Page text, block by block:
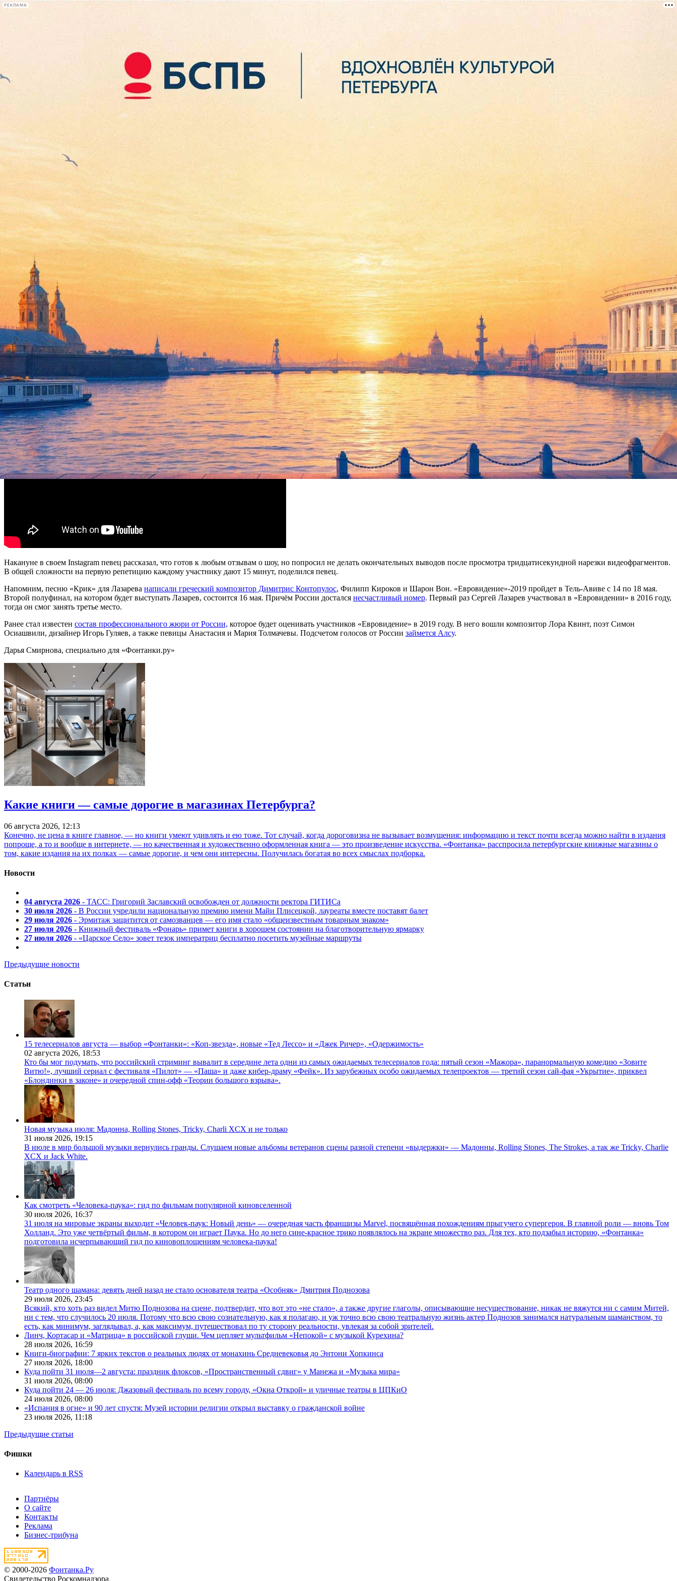
РЕКЛАМА
лекции
книги
Опубликовано видео первой репетиции Сергея Лазарева на «Евровидении»
07 мая 2019,
В Тель-Авиве 7 мая российский певец Сергей Лазарев первый раз отрепетировал песню, которую представит на международном конкурсе «Евровидение». Видео с фрагментами исполнения
трека Scream опубликовано на официальном YouTube-канале конкурса.
Для выступления российского певца на сцене установят девять экранов, в одном из которых будет находиться настоящий Лазарев, а в остальных — его копии. Судя по ролику, который длится
меньше минуты, номер будет сопровождаться эффектом грозы и ливня, у певца будет белый костюм. К слову, Лазарев — не единственный участник конкурса, который предстанет перед
зрителями в этой цветовой гамме.
Накануне в своем Instagram певец рассказал, что готов к любым отзывам о шоу, но попросил не делать окончательных выводов после просмотра тридцатисекундной нарезки видеофрагментов.
В общей сложности на первую репетицию каждому участнику дают 15 минут, поделился певец.
Напомним, песню «Крик» для Лазарева написали греческий композитор Димитрис Контопулос, Филипп Кироков и Шарон Вон. «Евровидение»-2019 пройдет в Тель-Авиве с 14 по 18 мая.
Второй полуфинал, на котором будет выступать Лазарев, состоится 16 мая. Причём России достался несчастливый номер. Первый раз Сергей Лазарев участвовал в «Евровидении» в 2016 году,
тогда он смог занять третье место.
Ранее стал известен состав профессионального жюри от России, которое будет оценивать участников «Евровидение» в 2019 году. В него вошли композитор Лора Квинт, поэт Симон
Осиашвили, дизайнер Игорь Гуляев, а также певицы Анастасия и Мария Толмачевы. Подсчетом голосов от России займется Алсу.
Дарья Смирнова, специально для «Фонтанки.ру»
Какие книги — самые дорогие в магазинах Петербурга?
06 августа 2026, 12:13
Конечно, не цена в книге главное, — но книги умеют удивлять и ею тоже. Тот случай, когда дороговизна не вызывает возмущения: информацию и текст почти всегда можно найти в издания
попроще, а то и вообще в интернете, — но качественная и художественно оформленная книга — это произведение искусства. «Фонтанка» расспросила петербургские книжные магазины о
том, какие издания на их полках — самые дорогие, и чем они интересны. Получилась богатая во всех смыслах подборка.
Новости
04 августа 2026 - ТАСС: Григорий Заславский освобожден от должности ректора ГИТИСа
30 июля 2026 - В России учредили национальную премию имени Майи Плисецкой, лауреаты вместе поставят балет
29 июля 2026 - Эрмитаж защитится от самозванцев — его имя стало «общеизвестным товарным знаком»
27 июля 2026 - Книжный фестиваль «Фонарь» примет книги в хорошем состоянии на благотворительную ярмарку
27 июля 2026 - «Царское Село» зовет тезок императриц бесплатно посетить музейные маршруты
Предыдущие новости
Статьи
15 телесериалов августа — выбор «Фонтанки»: «Коп-звезда», новые «Тед Лессо» и «Джек Ричер», «Одержимость»
02 августа 2026, 18:53
Кто бы мог подумать, что российский стриминг вывалит в середине лета одни из самых ожидаемых телесериалов года: пятый сезон «Мажора», паранормальную комедию «Зовите
Витю!», лучший сериал с фестиваля «Пилот» — «Паша» и даже кибер-драму «Фейк». Из зарубежных особо ожидаемых телепроектов — третий сезон сай-фая «Укрытие», приквел
«Блондинки в законе» и очередной спин-офф «Теории большого взрыва».
Новая музыка июля: Мадонна, Rolling Stones, Tricky, Charli XCX и не только
31 июля 2026, 19:15
В июле в мир большой музыки вернулись гранды. Слушаем новые альбомы ветеранов сцены разной степени «выдержки» — Мадонны, Rolling Stones, The Strokes, а так же Tricky, Charlie
XCX и Jack White.
Как смотреть «Человека-паука»: гид по фильмам популярной киновселенной
30 июля 2026, 16:37
31 июля на мировые экраны выходит «Человек-паук: Новый день» — очередная часть франшизы Marvel, посвящённая похождениям прыгучего супергероя. В главной роли — вновь Том
Холланд. Это уже четвёртый фильм, в котором он играет Паука. Но до него сине-красное трико появлялось на экране множество раз. Для тех, кто подзабыл историю, «Фонтанка»
подготовила исчерпывающий гид по киновоплощениям человека-паука!
Театр одного шамана: девять дней назад не стало основателя театра «Особняк» Дмитрия Поднозова
29 июля 2026, 23:45
Всякий, кто хоть раз видел Митю Поднозова на сцене, подтвердит, что вот это «не стало», а также другие глаголы, описывающие несуществование, никак не вяжутся ни с самим Митей,
ни с тем, что случилось 20 июля. Потому что всю свою сознательную, как я полагаю, и уж точно всю свою театральную жизнь актер Поднозов занимался натуральным шаманством, то
есть, как минимум, заглядывал, а, как максимум, путешествовал по ту сторону реальности, увлекая за собой зрителей.
Линч, Кортасар и «Матрица» в российской глуши. Чем цепляет мультфильм «Непокой» с музыкой Курехина?
28 июля 2026, 16:59
Книги-биографии: 7 ярких текстов о реальных людях от монахинь Средневековья до Энтони Хопкинса
27 июля 2026, 18:00
Куда пойти 31 июля—2 августа: праздник флоксов, «Пространственный сдвиг» у Манежа и «Музыка мира»
31 июля 2026, 08:00
Куда пойти 24 — 26 июля: Джазовый фестиваль по всему городу, «Окна Открой» и уличные театры в ЦПКиО
24 июля 2026, 08:00
«Испания в огне» и 90 лет спустя: Музей истории религии открыл выставку о гражданской войне
23 июля 2026, 11:18
Предыдущие статьи
Фишки
Календарь в RSS
Партнёры
О сайте
Контакты
Реклама
Бизнес-трибуна
© 2000-2026 Фонтанка.Ру
Свидетельство Роскомнадзора